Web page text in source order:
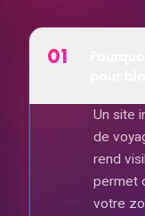
01
Un site
de
rend
permet
votre